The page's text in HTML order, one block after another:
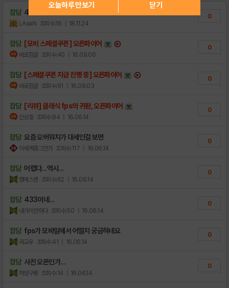
잡담 433 흑역사들
LAsahi 조회수:16 | 18.11.24
0
잡담 [모비 스페셜쿠폰] 오픈파이어
바로참글 조회수:40 | 16.09.06
0
잡담 [스페셜쿠폰 지급 진행 중] 오픈파이어
바로참글 조회수:91 | 16.08.03
0
잡담 [리뷰] 클래식 fps의 귀환, 오픈파이어
신상호 조회수:84 | 16.06.14
0
잡담 요즘 오버워치가 대세인걸 보면
이세계좀그만가 조회수:117 | 16.06.14
0
잡담 어렵다...역시...
엠에스엔 조회수:62 | 16.06.14
0
잡담 433이네...
내가미안하다 조회수:50 | 16.06.14
0
잡담 fps가 모바일에서 어떨지 궁금하네요
라교우 조회수:41 | 16.06.14
0
잡담 사전 오픈인가...
하양구릉 조회수:14 | 16.06.14
0
오늘하루 안보기 닫기